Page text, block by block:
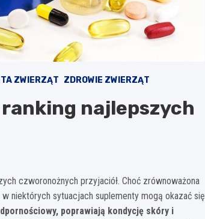
ZWIERZĄT ZDROWIE ZWIERZĄT
najlepszych
czworonożnych przyjaciół. Choć zrównoważona
niektórych sytuacjach suplementy mogą okazać się
poprawiają kondycję skóry i